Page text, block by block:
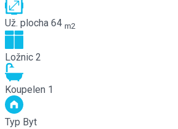
Už. plocha 64 m2
Ložnic 2
Koupelen 1
Typ Byt